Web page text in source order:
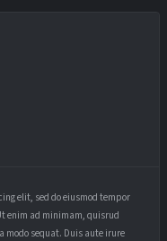
elit, sed do eiusmod tempor
enim ad minimam, quisrud
sequat. Duis aute irure